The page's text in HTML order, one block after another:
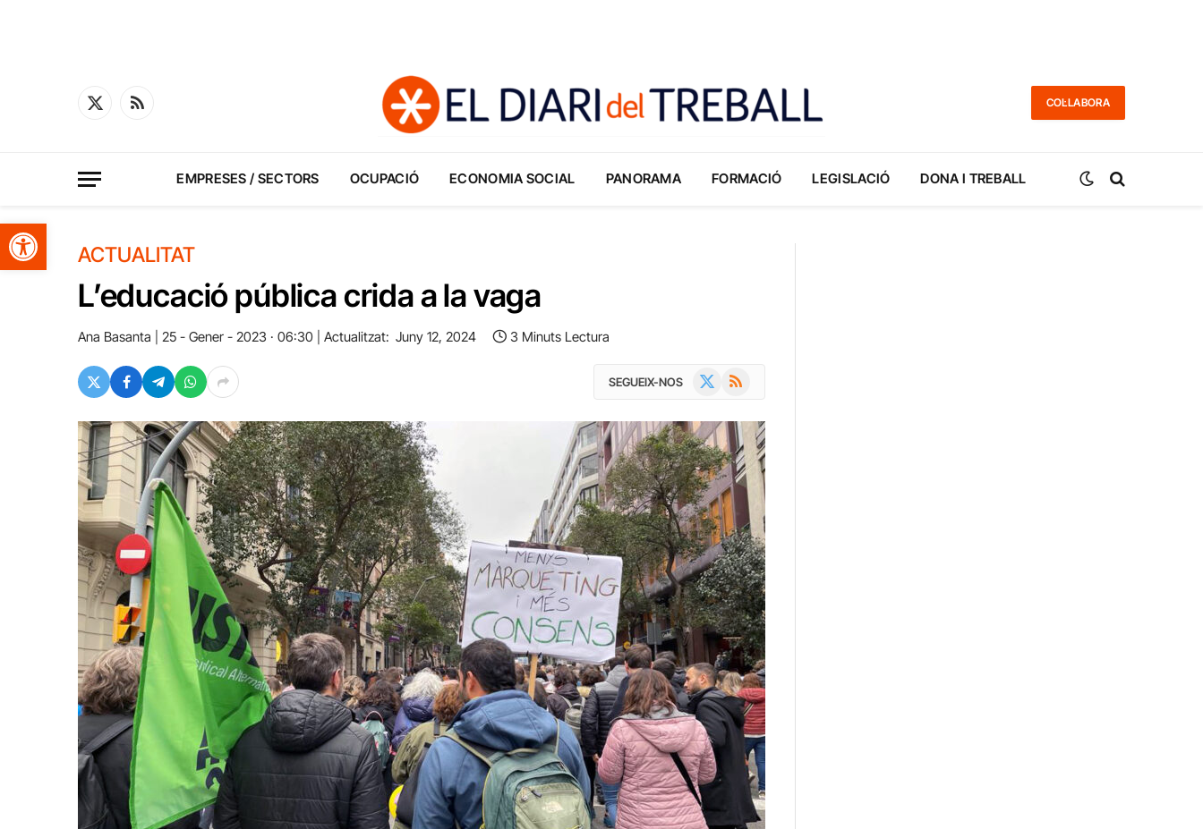
Obre la barra d'eines
X
RSS
COL·LABORA
EMPRESES / SECTORS OCUPACIÓ ECONOMIA SOCIAL PANORAMA FORMACIÓ LEGISLACIÓ DONA I TREBALL
ACTUALITAT
L’educació pública crida a la vaga
Ana Basanta 25 - Gener - 2023 · 06:30 Actualitzat: Juny 12, 2024 3 Minuts Lectura
SEGUEIX-NOS RSS